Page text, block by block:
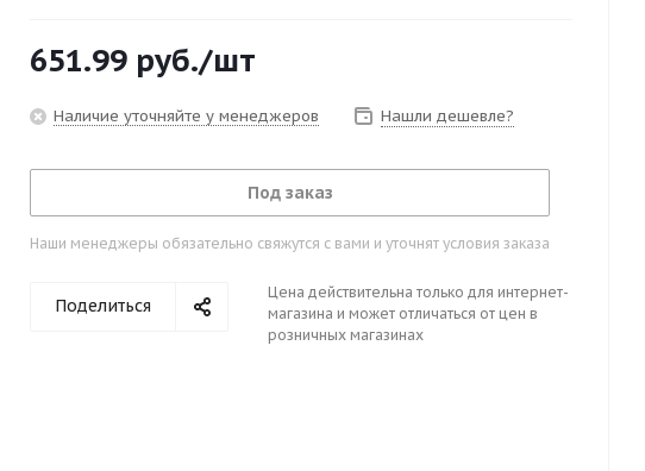
651.99 руб./шт
Наличие уточняйте у менеджеров Нашли дешевле?
Под заказ
Наши менеджеры обязательно свяжутся с вами и уточнят условия заказа
Поделиться
Цена действительна только для интернет-
магазина и может отличаться от цен в
розничных магазинах